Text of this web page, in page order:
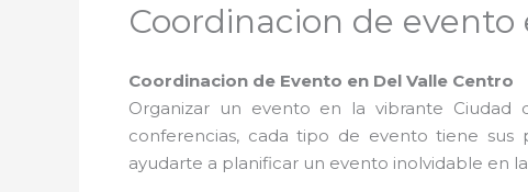
Coordinacion de evento
Coordinacion de Evento en Del Valle Centro
Organizar un evento en la vibrante Ciudad
conferencias, cada tipo de evento tiene sus
ayudarte a planificar un evento inolvidable en la